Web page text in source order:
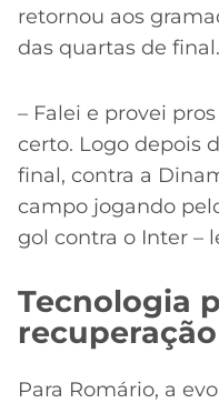
retornou aos
das quartas de final.
– Falei e provei
certo. Logo depois
final, contra a
campo jogando
gol contra o Inter –
Tecnologia
Para Romário, a